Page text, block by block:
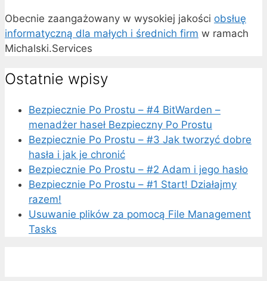
Obecnie zaangażowany w wysokiej jakości obsłuę
informatyczną dla małych i średnich firm w ramach
Michalski.Services
Ostatnie wpisy
Bezpiecznie Po Prostu – #4 BitWarden –
menadżer haseł Bezpieczny Po Prostu
Bezpiecznie Po Prostu – #3 Jak tworzyć dobre
hasła i jak je chronić
Bezpiecznie Po Prostu – #2 Adam i jego hasło
Bezpiecznie Po Prostu – #1 Start! Działajmy
razem!
Usuwanie plików za pomocą File Management
Tasks